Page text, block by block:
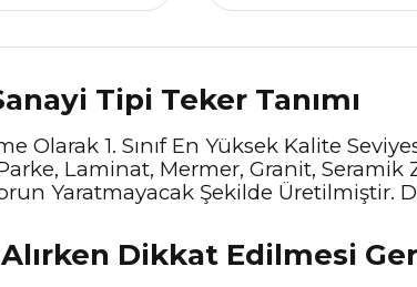
Tipi Teker Tanımı
Olarak 1. Sınıf En Yüksek Kalite
Laminat, Mermer, Granit,
Yaratmayacak Şekilde Üretilmiştir.
Dikkat Edilmesi